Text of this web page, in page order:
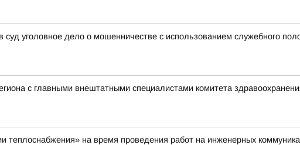
суд уголовное дело о мошенничестве с использованием служебного
с главными внештатными специалистами комитета
на время проведения работ на инженерных